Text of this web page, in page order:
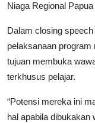
Niaga Regional
Dalam closing
pelaksanaan
tujuan membuka
terkhusus pelajar.
“Potensi mereka ini
hal apabila